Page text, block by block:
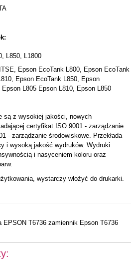
L850, L1800
Epson EcoTank L800, Epson EcoTank
Epson EcoTank L850, Epson
L805 Epson L810, Epson L850
są z wysokiej jakości, nowych
certyfikat ISO 9001 - zarządzanie
- zarządzanie środowiskowe. Przekłada
i wysoką jakość wydruków. Wydruki
i nasyceniem koloru oraz
wystarczy włożyć do drukarki.
EPSON T6736 zamiennik Epson T6736